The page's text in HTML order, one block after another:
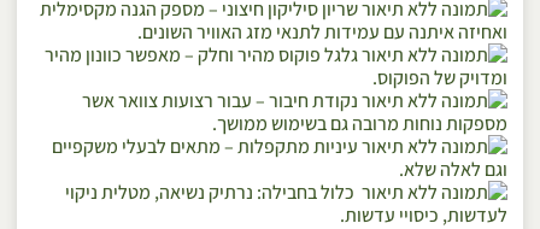
שריון סיליקון חיצוני – מספק הגנה מקסימלית
ואחיזה איתנה עם עמידות לתנאי מזג האוויר השונים.
גלגל פוקוס מהיר וחלק– מאפשר כוונון מהיר
ומדויק של הפוקוס.
נקודת חיבור– עבור רצועות צוואר אשר
מספקות נוחות מרובה גם בשימוש ממושך.
עיניות מתקפלות– מתאים לבעלי משקפיים
וגם לאלה שלא.
כלול בחבילה: נרתיק נשיאה, מטלית ניקוי
לעדשות, כיסויי עדשות.